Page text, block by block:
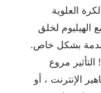
العلوية
الهيليوم لخلق
صدمة بشكل خاص.
التأثير مروع
الإنترنت ، أو